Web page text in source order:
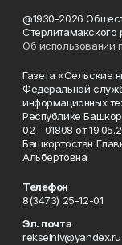
@1930-2026
Стерлитамакского
Об использовании
Газета «Сельские
Федеральной
информационных
Республике
02 - 01808 от
Башкортостан
Альбертовна
Телефон
8(3473) 25-12-01
Эл. почта
rekselniv@yandex.ru